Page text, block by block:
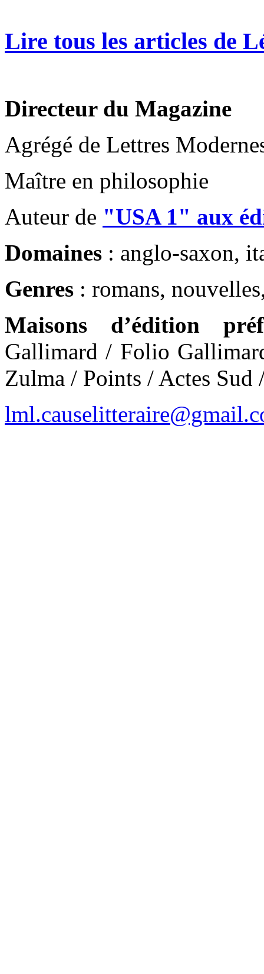
Lire tous les articles de
Directeur du Magazine
Agrégé de Lettres
Maître en philosophie
Auteur de "USA 1" aux
Domaines : anglo-saxon,
Genres : romans,
Maisons d’édition
Gallimard / Folio
Zulma / Points / Actes Sud